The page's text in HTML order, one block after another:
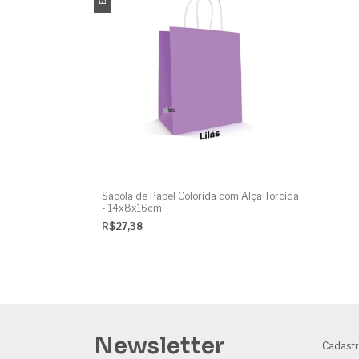
Sacola de Papel Colorida com Alça Torcida
- 14x8x16cm
R$27,38
Newsletter